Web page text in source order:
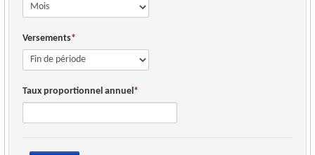
FILS D'ACTUALITÉS
INFOS DE GESTION
OUTILS PRATIQUES
CRÉATION
Versements
Taux proportionnel annuel